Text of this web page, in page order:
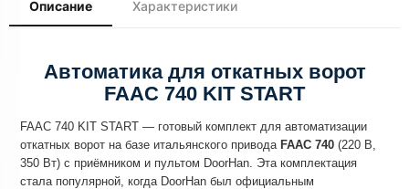
Описание Характеристики
Автоматика для откатных ворот
FAAC 740 KIT START
FAAC 740 KIT START — готовый комплект для автоматизации
откатных ворот на базе итальянского привода FAAC 740 (220 В,
350 Вт) с приёмником и пультом DoorHan. Эта комплектация
стала популярной, когда DoorHan был официальным